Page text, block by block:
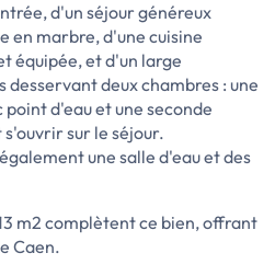
d'un séjour généreux
en marbre, d'une cuisine
équipée, et d'un large
deux chambres : une
d'eau et une seconde
sur le séjour.
une salle d'eau et des
m2 complètent ce bien, offrant
Caen.